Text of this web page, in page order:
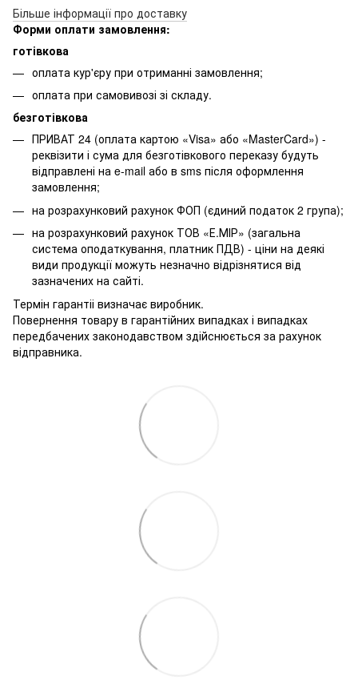
Більше інформації про доставку
Форми оплати замовлення:
готівкова
оплата кур'єру при отриманні замовлення;
оплата при самовивозі зі складу.
безготівкова
ПРИВАТ 24 (оплата картою «Visa» або «MasterCard») -
реквізити і сума для безготівкового переказу будуть
відправлені на e-mail або в sms після оформлення
замовлення;
на розрахунковий рахунок ФОП (єдиний податок 2 група);
на розрахунковий рахунок ТОВ «Е.МІР» (загальна
система оподаткування, платник ПДВ) - ціни на деякі
види продукції можуть незначно відрізнятися від
зазначених на сайті.
Термін гарантіі визначає виробник.
Повернення товару в гарантійних випадках і випадках
передбачених законодавством здійснюється за рахунок
відправника.